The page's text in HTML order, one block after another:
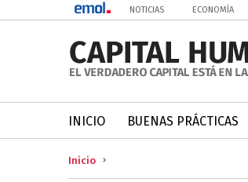
NOTICIAS ECONOMÍA
INICIO BUENAS PRÁCTICAS
Inicio